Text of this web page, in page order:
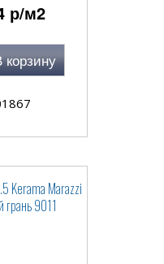
р/м2
корзину
Kerama Marazzi
9011